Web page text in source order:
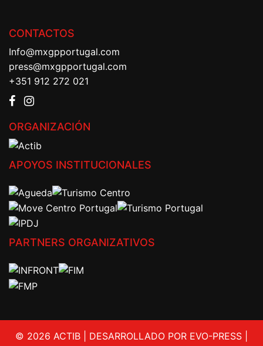
CONTACTOS
Info@mxgpportugal.com
press@mxgpportugal.com
+351 912 272 021
ORGANIZACIÓN
APOYOS INSTITUCIONALES
PARTNERS ORGANIZATIVOS
© 2026 ACTIB | DESARROLLADO POR EVO-PRESS |